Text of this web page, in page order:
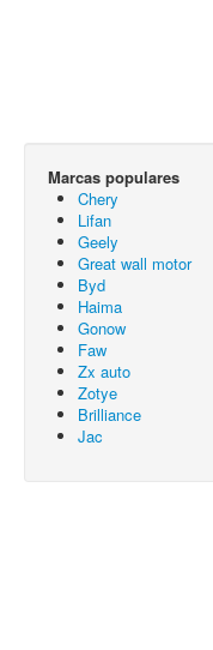
Marcas populares
Chery
Lifan
Geely
Great wall motor
Byd
Haima
Gonow
Faw
Zx auto
Zotye
Brilliance
Jac